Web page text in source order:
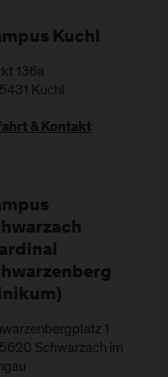
Kuchl
136a
5431 Kuchl
& Kontakt
1
5620 Schwarzach im